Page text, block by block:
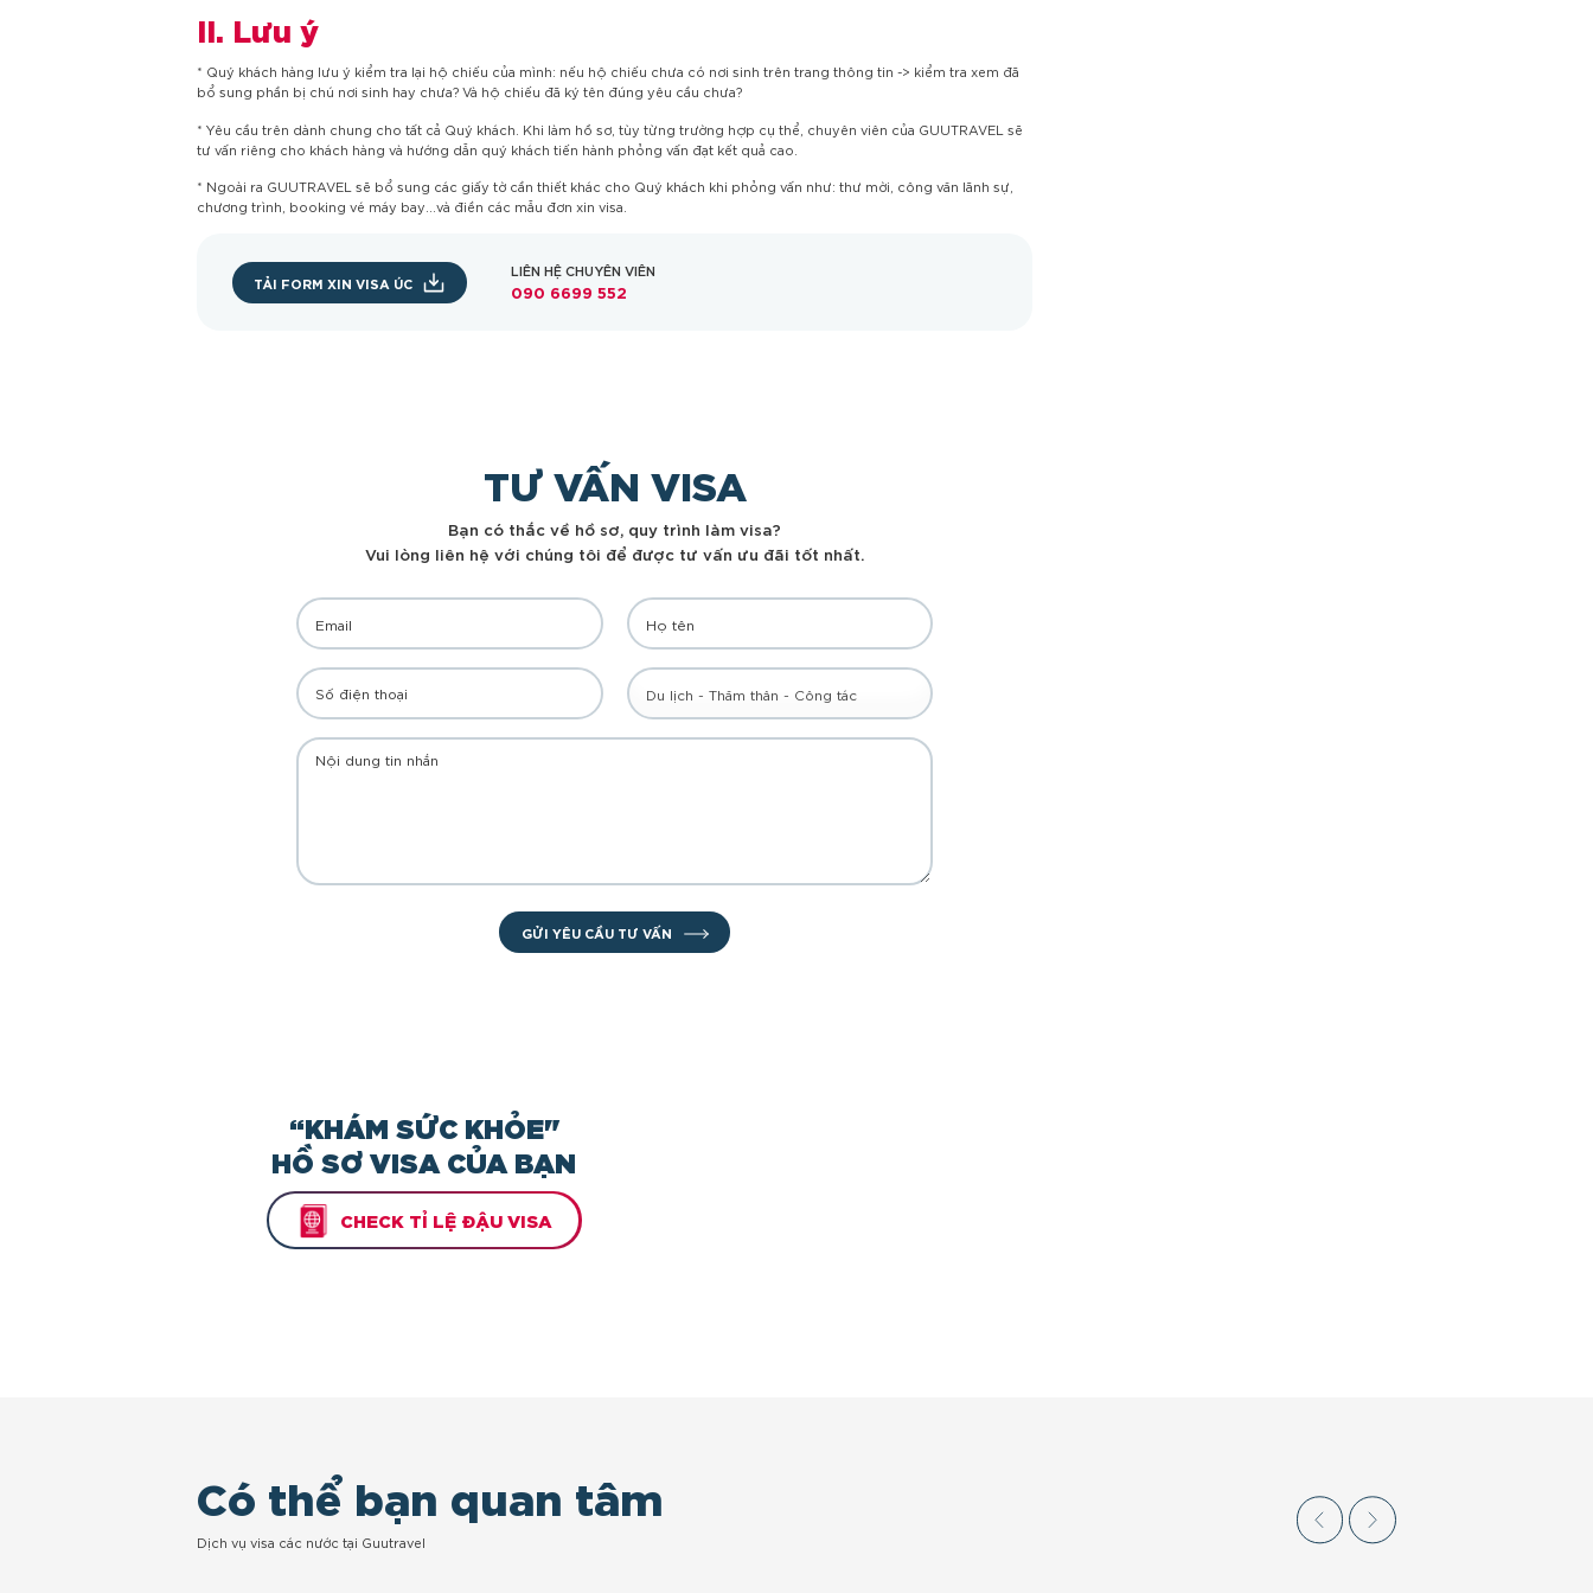
II. Lưu ý
* Quý khách hàng lưu ý kiểm tra lại hộ chiếu của mình: nếu hộ chiếu chưa có nơi sinh trên trang thông tin -> kiểm tra xem đã
bổ sung phần bị chú nơi sinh hay chưa? Và hộ chiếu đã ký tên đúng yêu cầu chưa?
* Yêu cầu trên dành chung cho tất cả Quý khách. Khi làm hồ sơ, tùy từng trường hợp cụ thể, chuyên viên của GUUTRAVEL sẽ
tư vấn riêng cho khách hàng và hướng dẫn quý khách tiến hành phỏng vấn đạt kết quả cao.
* Ngoài ra GUUTRAVEL sẽ bổ sung các giấy tờ cần thiết khác cho Quý khách khi phỏng vấn như: thư mời, công văn lãnh sự,
chương trình, booking vé máy bay…và điền các mẫu đơn xin visa.
TẢI FORM XIN VISA ÚC
LIÊN HỆ CHUYÊN VIÊN
090 6699 552
TƯ VẤN VISA
Bạn có thắc về hồ sơ, quy trình làm visa?
Vui lòng liên hệ với chúng tôi để được tư vấn ưu đãi tốt nhất.
Du lịch - Thăm thân - Công tác
GỬI YÊU CẦU TƯ VẤN
“KHÁM SỨC KHỎE"
HỒ SƠ VISA CỦA BẠN
CHECK TỈ LỆ ĐẬU VISA
Có thể bạn quan tâm
Dịch vụ visa các nước tại Guutravel